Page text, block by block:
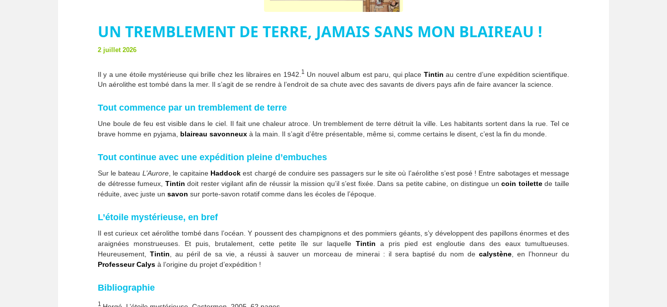
UN TREMBLEMENT DE TERRE, JAMAIS SANS MON BLAIREAU !
2 juillet 2026
Il y a une étoile mystérieuse qui brille chez les libraires en 1942. 1 Un nouvel album est paru, qui place Tintin au centre d’une expédition scientifique.
Un aérolithe est tombé dans la mer. Il s’agit de se rendre à l’endroit de sa chute avec des savants de divers pays afin de faire avancer la science.
Tout commence par un tremblement de terre
Une boule de feu est visible dans le ciel. Il fait une chaleur atroce. Un tremblement de terre détruit la ville. Les habitants sortent dans la rue. Tel ce
brave homme en pyjama, blaireau savonneux à la main. Il s’agit d’être présentable, même si, comme certains le disent, c’est la fin du monde.
Tout continue avec une expédition pleine d’embuches
Sur le bateau L’Aurore, le capitaine Haddock est chargé de conduire ses passagers sur le site où l’aérolithe s’est posé ! Entre sabotages et message
de détresse fumeux, Tintin doit rester vigilant afin de réussir la mission qu’il s’est fixée. Dans sa petite cabine, on distingue uncoin toilettede taille
réduite, avec juste un savon sur porte-savon rotatif comme dans les écoles de l’époque.
L’étoile mystérieuse, en bref
Il est curieux cet aérolithe tombé dans l’océan. Y poussent des champignons et des pommiers géants, s’y développent des papillons énormes et des
araignées monstrueuses. Et puis, brutalement, cette petite île sur laquelle Tintin a pris pied est engloutie dans des eaux tumultueuses.
Heureusement, Tintin , au péril de sa vie, a réussi à sauver un morceau de minerai : il sera baptisé du nom de calystène , en l’honneur du
Professeur Calys à l’origine du projet d’expédition !
Bibliographie
1